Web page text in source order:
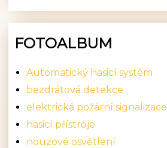
FOTOALBUM
Automatický hasicí systém
bezdrátová detekce
elektrická požární signalizace
hasicí přístroje
nouzové osvětlení